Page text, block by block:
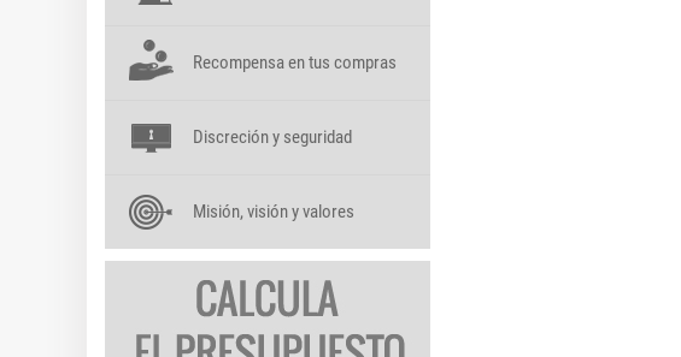
Recompensa en tus compras
Discreción y seguridad
Misión, visión y valores